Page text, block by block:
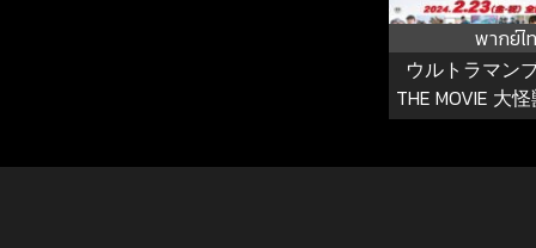
พากย์ไ
ウルトラマン
THE MOVIE 大
อุลตร้าแมนเบล